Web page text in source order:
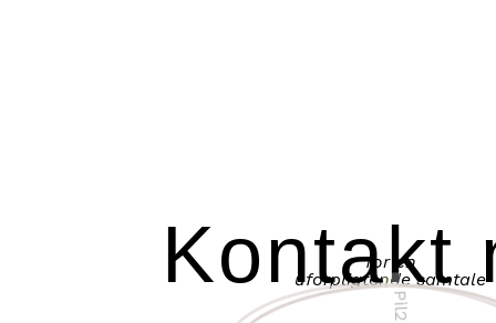
Kontakt
for en
uforpligtende samtale